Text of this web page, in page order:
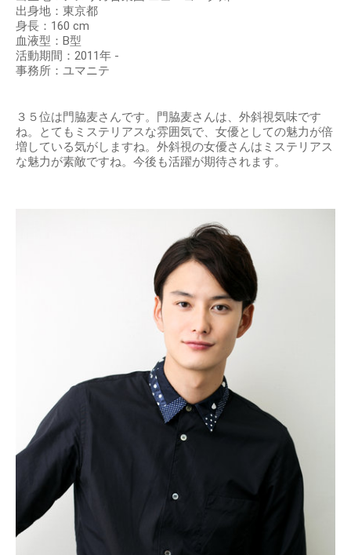
出身地：東京都
身長：160 cm
血液型：B型
活動期間：2011年 -
事務所：ユマニテ
３５位は門脇麦さんです。門脇麦さんは、外斜視気味です
ね。とてもミステリアスな雰囲気で、女優としての魅力が倍
増している気がしますね。外斜視の女優さんはミステリアス
な魅力が素敵ですね。今後も活躍が期待されます。